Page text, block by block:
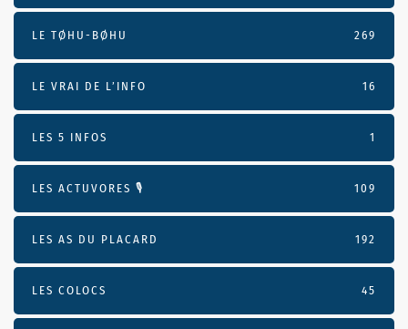
LE TØHU-BØHU 269
LE VRAI DE L’INFO 16
LES 5 INFOS 1
LES ACTUVORES 🎙 109
LES AS DU PLACARD 192
LES COLOCS 45